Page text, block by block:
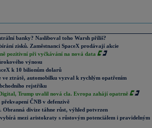
banky? Nasliboval toho Warsh příliš?
zisků. Zaměstnanci SpaceX prodávají akcie
pozitivní při vyčkávání na nová data
výnosu
k 10 bilionům dolarů
ve ztrátě, automobilku vyzval k rychlým opatřením
rejstříku
Trump uvalil nová cla. Evropa zahájí opatrně
ČNB v defenzivě
Obranná divize táhne růst, výhled potvrzen
mezi aristokraty s růstovým potenciálem i pravidelným